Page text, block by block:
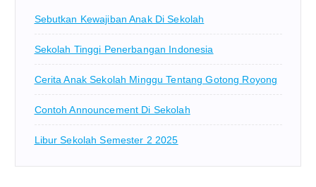
Sebutkan Kewajiban Anak Di Sekolah
Sekolah Tinggi Penerbangan Indonesia
Cerita Anak Sekolah Minggu Tentang Gotong Royong
Contoh Announcement Di Sekolah
Libur Sekolah Semester 2 2025